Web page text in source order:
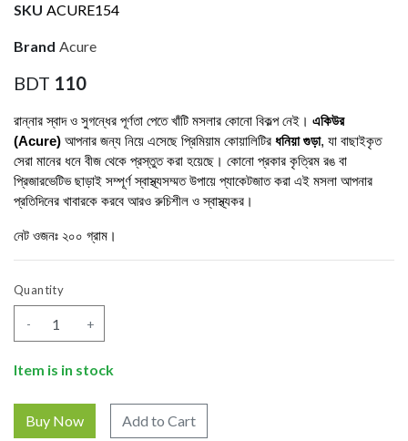
SKU ACURE154
Brand Acure
BDT 110
রান্নার স্বাদ ও সুগন্ধের পূর্ণতা পেতে খাঁটি মসলার কোনো বিকল্প নেই। একিউর
(Acure) আপনার জন্য নিয়ে এসেছে প্রিমিয়াম কোয়ালিটির ধনিয়া গুড়া, যা বাছাইকৃত
সেরা মানের ধনে বীজ থেকে প্রস্তুত করা হয়েছে। কোনো প্রকার কৃত্রিম রঙ বা
প্রিজারভেটিভ ছাড়াই সম্পূর্ণ স্বাস্থ্যসম্মত উপায়ে প্যাকেটজাত করা এই মসলা আপনার
প্রতিদিনের খাবারকে করবে আরও রুচিশীল ও স্বাস্থ্যকর।
নেট ওজনঃ ২০০ গ্রাম।
Quantity
- +
Item is in stock
Add to Cart